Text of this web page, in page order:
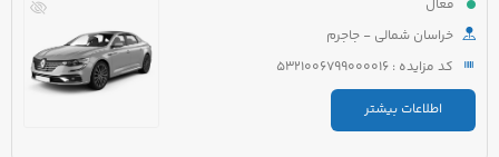
فعال
خراسان شمالی - جاجرم
کد مزایده : 5321006799000016
اطلاعات بیشتر